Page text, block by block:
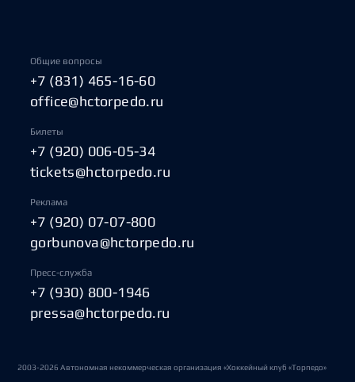
Общие вопросы
+7 (831) 465-16-60
office@hctorpedo.ru
Билеты
+7 (920) 006-05-34
tickets@hctorpedo.ru
Реклама
+7 (920) 07-07-800
gorbunova@hctorpedo.ru
Пресс-служба
+7 (930) 800-1946
pressa@hctorpedo.ru
2003-2026 Автономная некоммерческая организация «Хоккейный клуб «Торпедо»